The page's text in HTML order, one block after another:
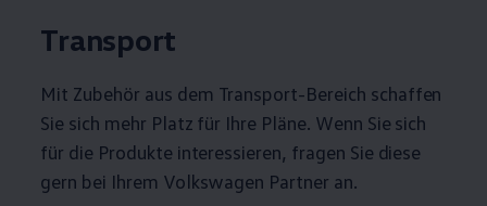
Transport
Mit Zubehör aus dem Transport-Bereich schaffen
Sie sich mehr Platz für Ihre Pläne. Wenn Sie sich
für die Produkte interessieren, fragen Sie diese
gern bei Ihrem Volkswagen Partner an.